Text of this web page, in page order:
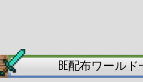
BE配布ワールド